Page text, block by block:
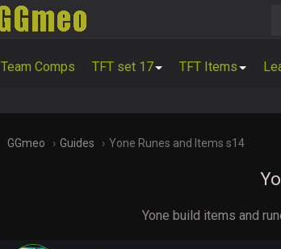
Team Comps TFT set 17 TFT Items
GGmeo Guides Yone Runes and Items s14
Yone build items and